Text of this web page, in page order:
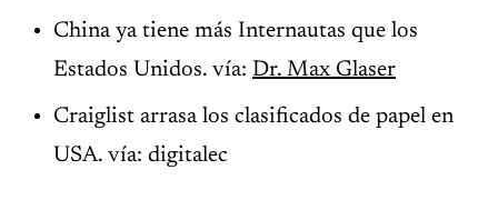
China ya tiene más Internautas que los
Estados Unidos. vía: Dr. Max Glaser
Craiglist arrasa los clasificados de papel en
USA. vía: digitalec